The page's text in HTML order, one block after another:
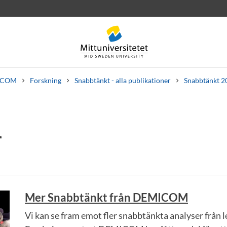
Forskning Snabbtänkt - alla publikationer Snabbtänkt
Mer Snabbtänkt från DEMICOM
Vi kan se fram emot fler snabbtänkta analyser från